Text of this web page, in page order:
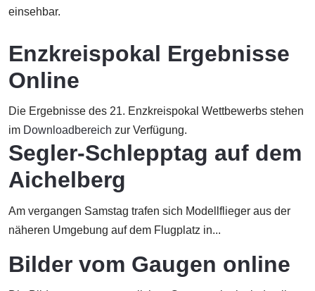
einsehbar.
Enzkreispokal Ergebnisse
Online
Die Ergebnisse des 21. Enzkreispokal Wettbewerbs stehen
im Downloadbereich zur Verfügung.
Segler-Schlepptag auf dem
Aichelberg
Am vergangen Samstag trafen sich Modellflieger aus der
näheren Umgebung auf dem Flugplatz in...
Bilder vom Gaugen online